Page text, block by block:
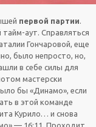
первой партии
аут. Справляться
Гончаровой, еще
было непросто, но,
в себе силы для
мастерски
бы «Динамо», если
в этой команде
Курило… и снова
— 16:11. Проходит